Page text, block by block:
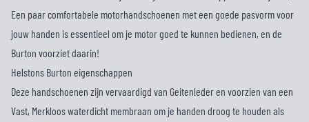
Een paar comfortabele motorhandschoenen met een goede pasvorm voor
jouw handen is essentieel om je motor goed te kunnen bedienen, en de
Burton voorziet daarin!
Helstons Burton eigenschappen
Deze handschoenen zijn vervaardigd van Geitenleder en voorzien van een
Vast, Merkloos waterdicht membraan om je handen droog te houden als